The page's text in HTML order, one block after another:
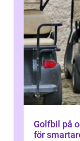
Golfbil på och
för